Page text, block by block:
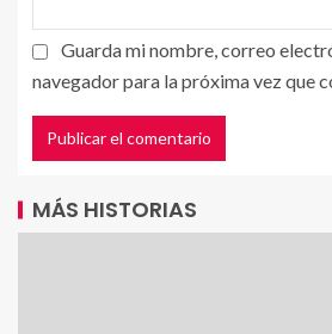
Guarda mi nombre, correo
navegador para la próxima vez que
MÁS HISTORIAS